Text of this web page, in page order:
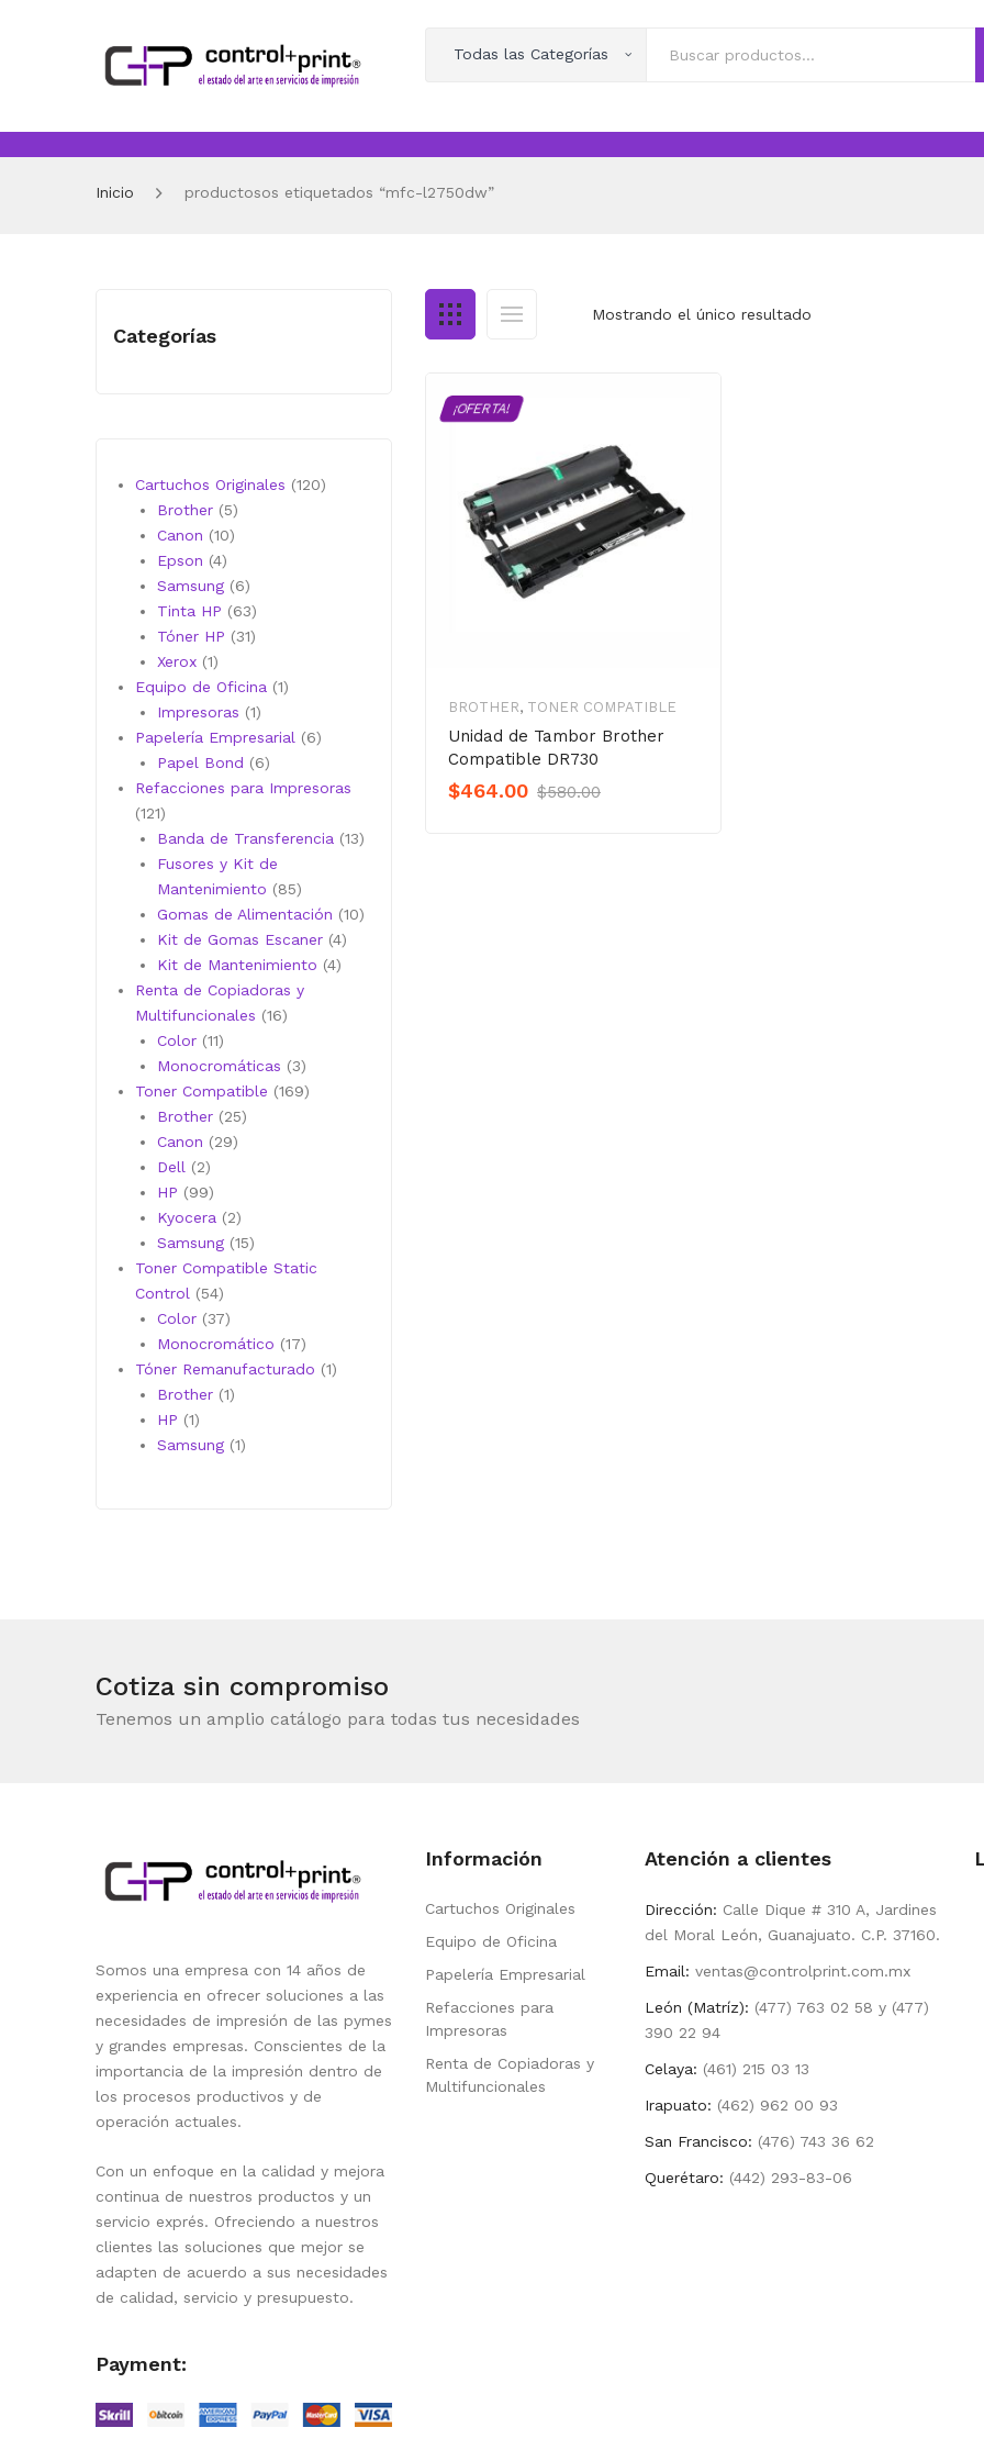
Todas las Categorías
Inicio productosos etiquetados “mfc-l2750dw”
Mostrando el único resultado
¡OFERTA!
BROTHER, TONER COMPATIBLE
Unidad de Tambor Brother
Compatible DR730
$580.00Original
$464.00
Current
Categorías
Cartuchos Originales 120120
Brother 55
productos
Canon 1010
Epson 44
productos
Samsung 66
productos
Tinta HP 6363
productos
Tóner HP 3131
Xerox 11
producto
Equipo de Oficina 11
Impresoras 11
producto
Papelería Empresarial 66
Papel Bond 66
productos
Refacciones para Impresoras
121121
productos
Banda de Transferencia 1313
Fusores y Kit de
Mantenimiento
8585
productos
Gomas de Alimentación 1010
Kit de Gomas Escaner 44
Kit de Mantenimiento 44
Renta de Copiadoras y
Multifuncionales
1616
Color 1111
productos
Monocromáticas 33
productos
Toner Compatible 169169
Brother 2525
Canon 2929
Dell 22
productos
HP 9999
productos
Kyocera 22
productos
Samsung 1515
productos
Toner Compatible Static
Control
5454
productos
Color 3737
productos
Monocromático 1717
productos
Tóner Remanufacturado 11
Brother 11
HP 11
producto
Samsung 11
Cotiza sin compromiso
Tenemos un amplio catálogo para todas tus necesidades
Somos una empresa con 14 años de
experiencia en ofrecer soluciones a las
necesidades de impresión de las pymes
y grandes empresas. Conscientes de la
importancia de la impresión dentro de
los procesos productivos y de
operación actuales.
Con un enfoque en la calidad y mejora
continua de nuestros productos y un
servicio exprés. Ofreciendo a nuestros
clientes las soluciones que mejor se
adapten de acuerdo a sus necesidades
de calidad, servicio y presupuesto.
Payment:
Información
Cartuchos Originales
Equipo de Oficina
Papelería Empresarial
Refacciones para
Impresoras
Renta de Copiadoras y
Multifuncionales
Atención a clientes
Dirección: Calle Dique # 310 A, Jardines
del Moral León, Guanajuato. C.P. 37160.
Email: ventas@controlprint.com.mx
León (Matríz): (477) 763 02 58 y (477)
390 22 94
Celaya: (461) 215 03 13
Irapuato: (462) 962 00 93
San Francisco: (476) 743 36 62
Querétaro: (442) 293-83-06